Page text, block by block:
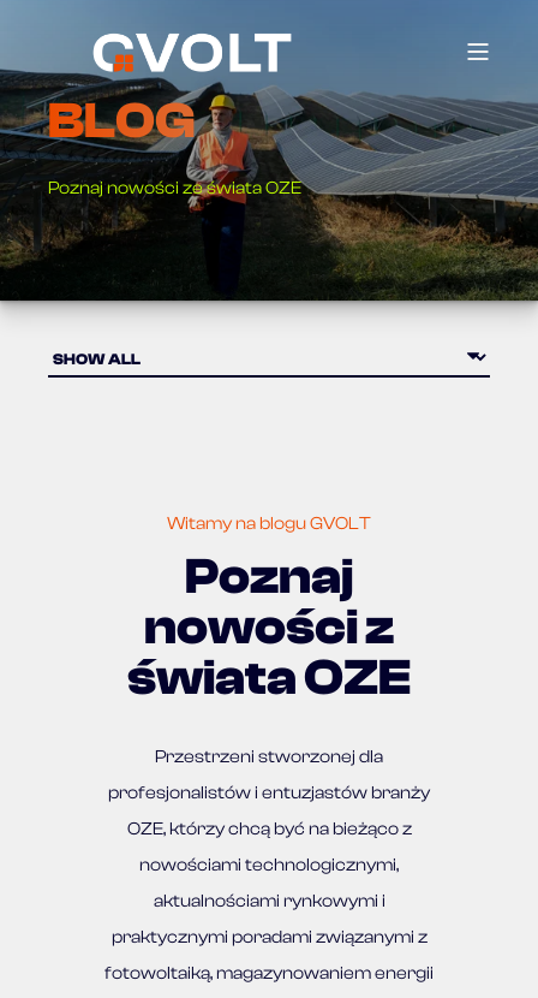
BLOG
Poznaj nowości ze świata OZE
Witamy na blogu GVOLT
Poznaj
nowości z
świata OZE
Przestrzeni stworzonej dla
profesjonalistów i entuzjastów branży
OZE, którzy chcą być na bieżąco z
nowościami technologicznymi,
aktualnościami rynkowymi i
praktycznymi poradami związanymi z
fotowoltaiką, magazynowaniem energii